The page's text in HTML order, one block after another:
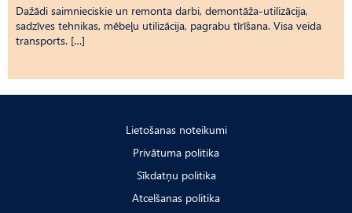
Dažādi saimnieciskie un remonta darbi, demontāža-utilizācija,
sadzīves tehnikas, mēbeļu utilizācija, pagrabu tīrīšana. Visa veida
transports. […]
Lietošanas noteikumi
Privātuma politika
Sīkdatņu politika
Atcelšanas politika